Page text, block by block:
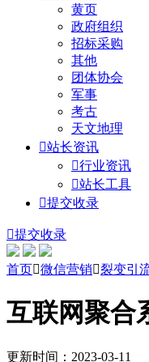
黄页
政府组织
招标采购
其他
团体协会
军事
考古
天文地理
站长资讯
行业资讯
站长工具
提交收录
提交收录
首页微信营销裂变引
互联网聚合
更新时间：2023-03-11